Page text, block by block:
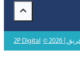
2P Digital